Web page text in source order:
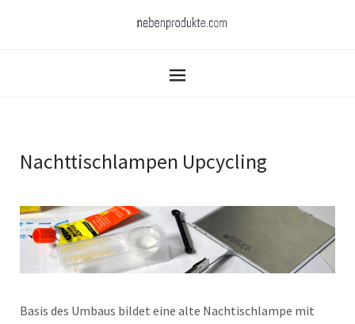
Nachttischlampen Upcycling
Basis des Umbaus bildet eine alte Nachtischlampe mit